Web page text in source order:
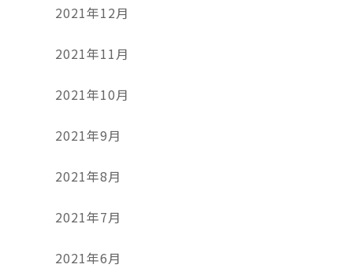
2021年12月
2021年11月
2021年10月
2021年9月
2021年8月
2021年7月
2021年6月